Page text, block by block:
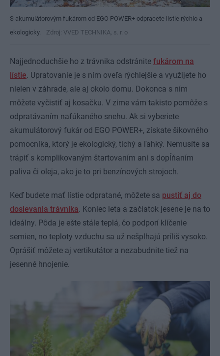
S akumulátorovým fukárom od EGO POWER+ odpracete lístie rýchlo a
ekologicky.
Zdroj: VVED TECHNIKA, s. r. o
Najjednoduchšie ho z trávnika odstránite fukárom na
lístie. Upratovanie je s ním oveľa rýchlejšie a využijete ho
nielen v záhrade, ale aj okolo domu. Dokonca s ním
môžete vyčistiť aj kosačku. V zime vám takisto pomôže s
odpratávaním nafúkaného snehu. Ak si vyberiete
akumulátorový fukár od EGO POWER+, získate šikovného
pomocníka, ktorý je ekologický, tichý a ľahký. Nemusíte sa
trápiť s komplikovaným štartovaním ani s dopĺňaním
paliva či oleja, ako je to pri benzínových strojoch.
Keď budete mať lístie odpratané, môžete sa pustiť aj do
dosievania trávnika. Koniec leta a začiatok jesene je na to
ideálny. Pôda je ešte stále teplá, čo podporí klíčenie
semien, no teploty vzduchu sa už nešplhajú príliš vysoko.
Oprášiť môžete aj vertikutátor a nezabudnite tiež na
jesenné hnojenie.